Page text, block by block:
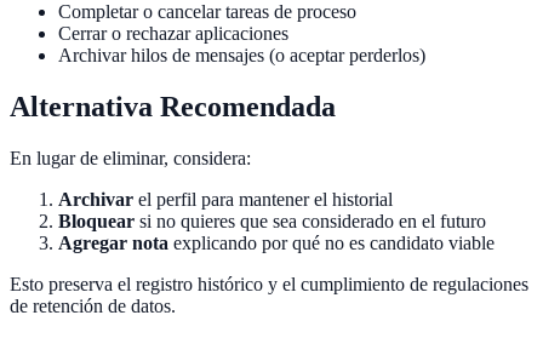
Completar o cancelar tareas de proceso
Cerrar o rechazar aplicaciones
Archivar hilos de mensajes (o aceptar perderlos)
Alternativa Recomendada
En lugar de eliminar, considera:
Archivar el perfil para mantener el historial
Bloquear si no quieres que sea considerado en el futuro
Agregar nota explicando por qué no es candidato viable
Esto preserva el registro histórico y el cumplimiento de regulaciones
de retención de datos.